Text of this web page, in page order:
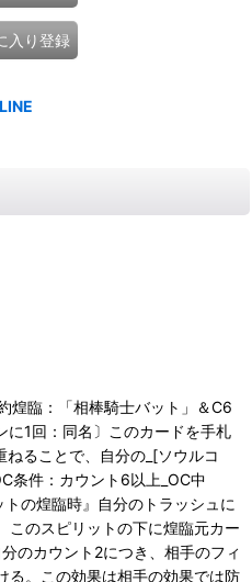
入り登録
煌臨：「相棒騎士バット」＆C6
に1回：同名〕このカードを手札
ることで、自分の_[ソウルコ
条件：カウント6以上_OC中
トの煌臨時』自分のトラッシュに
このスピリットの下に煌臨元カー
のカウント2につき、相手のフィ
る。この効果は相手の効果では防